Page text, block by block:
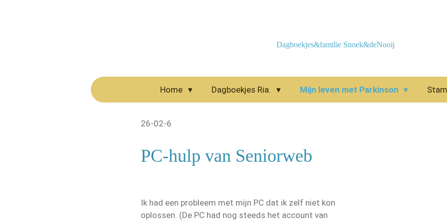
Dagboekjes&familie Snoek&deNooij
Home Dagboekjes Ria. Mijn leven met Parkinson
26-02-6
PC-hulp van Seniorweb
Ik had een probleem met mijn PC dat ik zelf niet kon
oplossen. (De PC had nog steeds het account van